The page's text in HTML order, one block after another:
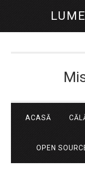
ACASĂ
OPEN